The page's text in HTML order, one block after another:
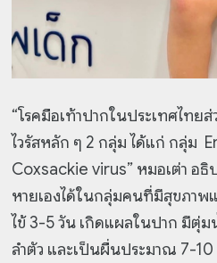
“โรคมือเท้าปากในประเทศไทย
ไวรัสหลัก ๆ 2 กลุ่ม ได้แก่ กลุ่ม
Coxsackie virus” หมอเต่า อธิ
หายเองได้ในกลุ่มคนที่มีสุขภา
ไข้ 3-5 วัน เกิดแผลในปาก มีตุ่ม
ลำตัว และเป็นผื่นประมาณ 7-10